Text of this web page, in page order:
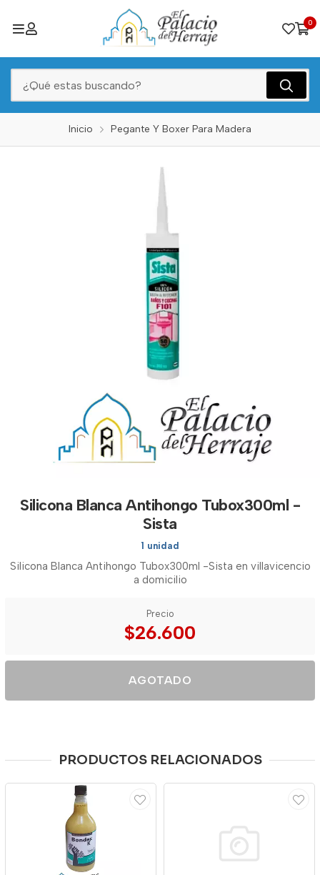
0
Inicio Pegante Y Boxer Para Madera
Silicona Blanca Antihongo Tubox300ml -
Sista
1 unidad
Silicona Blanca Antihongo Tubox300ml -Sista en villavicencio
a domicilio
Precio
$26.600
AGOTADO
PRODUCTOS RELACIONADOS